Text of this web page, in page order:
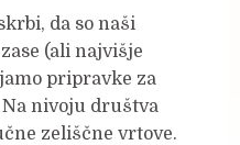
da so naši
(ali najvišje
pripravke za
nivoju društva
zeliščne vrtove.